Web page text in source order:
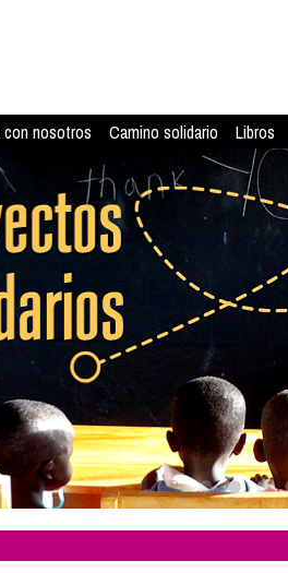
con nosotros Camino solidario Libros